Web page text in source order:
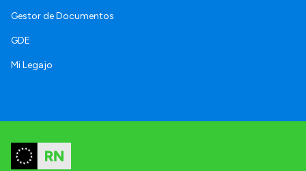
Gestor de Documentos
GDE
Mi Legajo